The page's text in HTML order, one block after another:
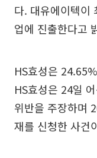
다. 대유에이텍이
업에 진출한다고
HS효성은
HS효성은 24일
위반을 주장하며
재를 신청한 사건